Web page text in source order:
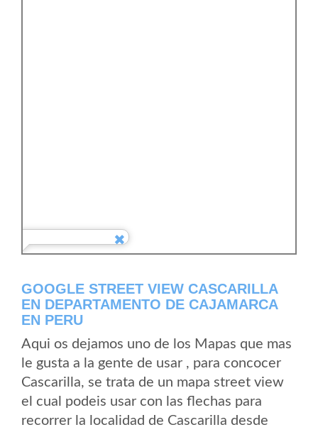
GOOGLE STREET VIEW CASCARILLA
EN DEPARTAMENTO DE CAJAMARCA
EN PERU
Aqui os dejamos uno de los Mapas que mas
le gusta a la gente de usar , para concocer
Cascarilla, se trata de un mapa street view
el cual podeis usar con las flechas para
recorrer la localidad de Cascarilla desde